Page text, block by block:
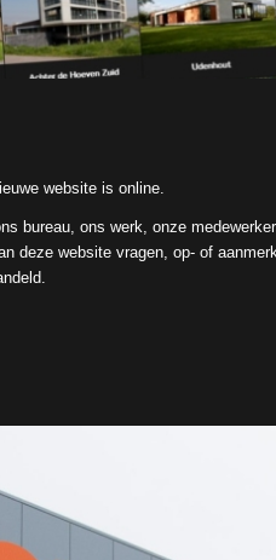
website is online.
bureau, ons werk, onze
deze website vragen, op- of